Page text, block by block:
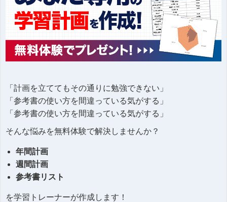
「計画を立ててもその通りに勉強できない」
「参考書の使い方を間違っている気がする」
「参考書の使い方を間違っている気がする」
そんな悩みを無料体験で解決しませんか？
年間計画
週間計画
参考書リスト
を学習トレーナーが作成します！